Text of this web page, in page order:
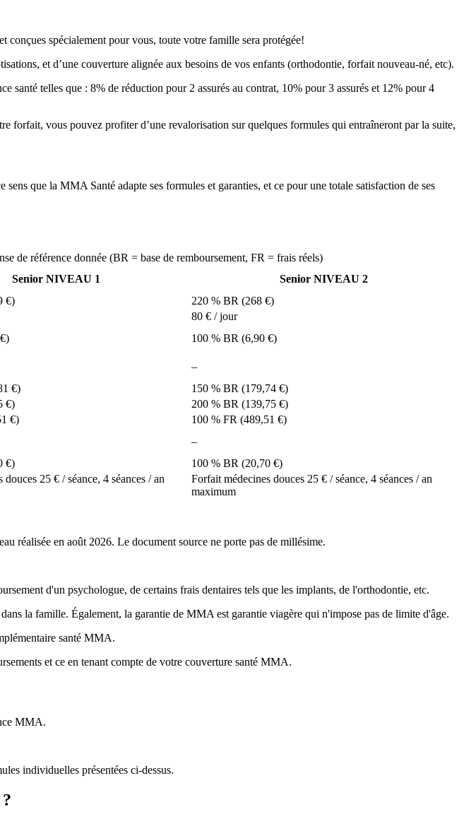
spécialement pour vous, toute votre famille sera protégée!
et d’une couverture alignée aux besoins de vos enfants (orthodontie, forfait nouveau-né, etc).
santé telles que : 8% de réduction pour 2 assurés au contrat, 10% pour 3 assurés et 12% pour 4
forfait, vous pouvez profiter d’une revalorisation sur quelques formules qui entraîneront par la suite,
que la MMA Santé adapte ses formules et garanties, et ce pour une totale satisfaction de ses
de référence donnée (BR = base de remboursement, FR = frais réels)
Senior NIVEAU 1
Senior NIVEAU 2
€)
220 % BR (268 €)
80 € / jour
100 % BR (6,90 €)
–
€)
150 % BR (179,74 €)
€)
200 % BR (139,75 €)
€)
100 % FR (489,51 €)
–
€)
100 % BR (20,70 €)
25 € / séance, 4 séances / an
Forfait médecines douces 25 € / séance, 4 séances / an
maximum
réalisée en août 2026. Le document source ne porte pas de millésime.
d'un psychologue, de certains frais dentaires tels que les implants, de l'orthodontie, etc.
la famille. Également, la garantie de MMA est garantie viagère qui n'impose pas de limite d'âge.
santé MMA.
et ce en tenant compte de votre couverture santé MMA.
MMA.
individuelles présentées ci-dessus.